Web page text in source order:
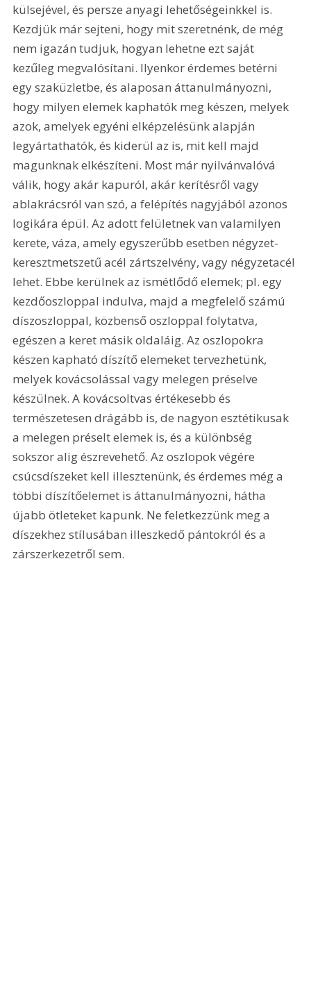
külsejével, és persze anyagi lehetőségeinkkel is.
Kezdjük már sejteni, hogy mit szeretnénk, de még
nem igazán tudjuk, hogyan lehetne ezt saját
kezűleg megvalósítani. Ilyenkor érdemes betérni
egy szaküzletbe, és alaposan áttanulmányozni,
hogy milyen elemek kaphatók meg készen, melyek
azok, amelyek egyéni elképzelésünk alapján
legyártathatók, és kiderül az is, mit kell majd
magunknak elkészíteni. Most már nyilvánvalóvá
válik, hogy akár kapuról, akár kerítésről vagy
ablakrácsról van szó, a felépítés nagyjából azonos
logikára épül. Az adott felületnek van valamilyen
kerete, váza, amely egyszerűbb esetben négyzet-
keresztmetszetű acél zártszelvény, vagy négyzetacél
lehet. Ebbe kerülnek az ismétlődő elemek; pl. egy
kezdőoszloppal indulva, majd a megfelelő számú
díszoszloppal, közbenső oszloppal folytatva,
egészen a keret másik oldaláig. Az oszlopokra
készen kapható díszítő elemeket tervezhetünk,
melyek kovácsolással vagy melegen préselve
készülnek. A kovácsoltvas értékesebb és
természetesen drágább is, de nagyon esztétikusak
a melegen préselt elemek is, és a különbség
sokszor alig észrevehető. Az oszlopok végére
csúcsdíszeket kell illesztenünk, és érdemes még a
többi díszítőelemet is áttanulmányozni, hátha
újabb ötleteket kapunk. Ne feletkezzünk meg a
díszekhez stílusában illeszkedő pántokról és a
zárszerkezetről sem.